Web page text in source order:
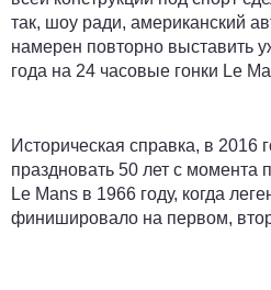
так, шоу ради, американский
намерен повторно выставить
года на 24 часовые гонки Le
Историческая справка, в 2016
праздновать 50 лет с момента
Le Mans в 1966 году, когда
финишировало на первом,